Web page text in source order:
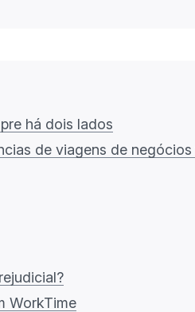
há dois lados
de viagens de
WorkTime